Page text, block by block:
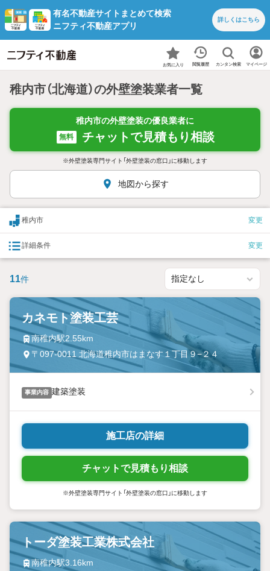
有名不動産サイトまとめて検索
ニフティ不動産アプリ
詳しくはこちら
お気に入り 閲覧履歴 カンタン検索 マイページ
稚内市（北海道）の外壁塗装業者一覧
稚内市の外壁塗装の優良業者に
無料 チャットで見積もり相談
※外壁塗装専門サイト「外壁塗装の窓口」に移動します
地図から探す
稚内市 変更
詳細条件 変更
11件
カネモト塗装工芸
南稚内駅2.55km
〒097-0011 北海道稚内市はまなす１丁目９−２４
事業内容 建築塗装
施工店の詳細
チャットで見積もり相談
※外壁塗装専門サイト「外壁塗装の窓口」に移動します
トーダ塗装工業株式会社
南稚内駅3.16km